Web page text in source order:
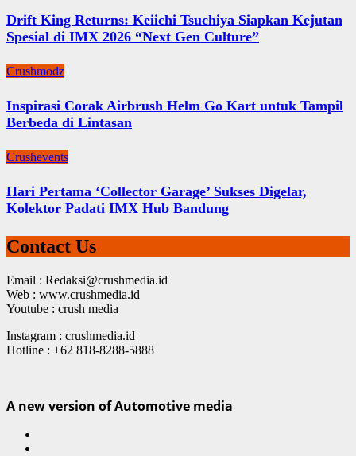
Drift King Returns: Keiichi Tsuchiya Siapkan Kejutan
Spesial di IMX 2026 “Next Gen Culture”
Crushmodz
Inspirasi Corak Airbrush Helm Go Kart untuk Tampil
Berbeda di Lintasan
Crushevents
Hari Pertama ‘Collector Garage’ Sukses Digelar,
Kolektor Padati IMX Hub Bandung
Contact Us
Email : Redaksi@crushmedia.id
Web : www.crushmedia.id
Youtube : crush media
Instagram : crushmedia.id
Hotline : +62 818-8288-5888
A new version of Automotive media